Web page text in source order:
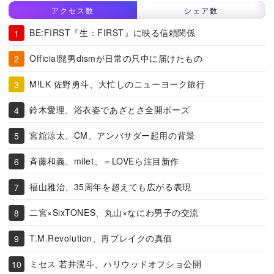
アクセス数 シェア数
BE:FIRST『生：FIRST』に映る信頼関係
Official髭男dismが日常の只中に届けたもの
M!LK 佐野勇斗、大忙しのニューヨーク旅行
鈴木愛理、浴衣姿であざとさ全開ポーズ
宮舘涼太、CM、アンバサダー起用の背景
斉藤和義、milet、＝LOVEら注目新作
福山雅治、35周年を超えても広がる表現
二宮×SixTONES、丸山×なにわ男子の交流
T.M.Revolution、再ブレイクの真価
ミセス 若井滉斗、ハリウッドオフショ公開